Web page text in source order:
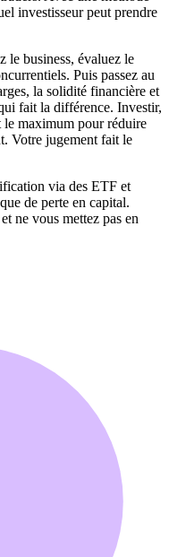
investisseur peut prendre
le business, évaluez le
Puis passez au
la solidité financière et
fait la différence. Investir,
le maximum pour réduire
Votre jugement fait le
via des ETF et
de perte en capital.
ne vous mettez pas en